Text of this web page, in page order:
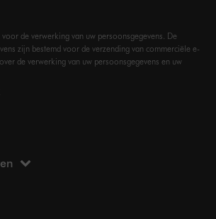
de verwerking van uw persoonsgegevens. De
zijn bestemd voor de verzending van commerciële e-
de verwerking van uw persoonsgegevens en uw